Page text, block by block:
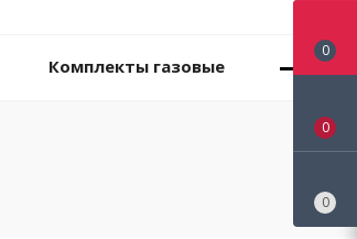
Комплекты газовые
0
0
0